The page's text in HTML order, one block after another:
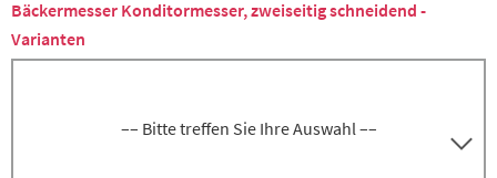
Bäckermesser Konditormesser, zweiseitig schneidend -
Varianten
–– Bitte treffen Sie Ihre Auswahl ––